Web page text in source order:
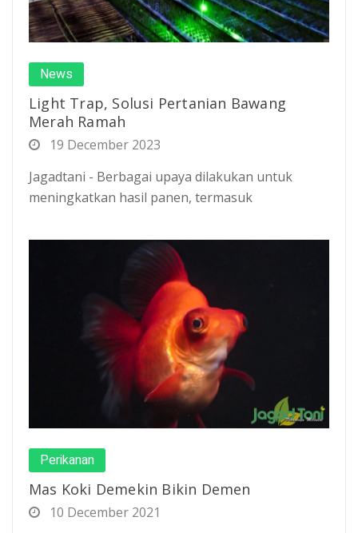
News
Light Trap, Solusi Pertanian Bawang
Merah Ramah
19 December 2023
Jagadtani - Berbagai upaya dilakukan untuk
meningkatkan hasil panen, termasuk
Perikanan
Mas Koki Demekin Bikin Demen
10 December 2021